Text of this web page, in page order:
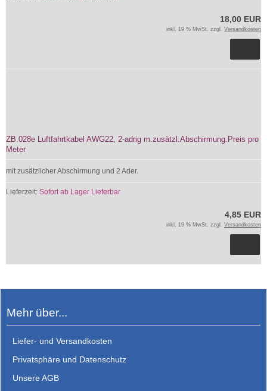
18,00 EUR
inkl. 19 % MwSt. zzgl. Versandkosten
ZB.028e Luftfahrtkabel AWG22, 2-adrig m.zusätzl.Abschirmung.Preis pro
Meter
mit zusätzlicher Abschirmung und 2 Ader.
Lieferzeit: Sofort ab Lager Lieferbar
4,85 EUR
inkl. 19 % MwSt. zzgl. Versandkosten
Mehr über...
Liefer- und Versandkosten
Privatsphäre und Datenschutz
Unsere AGB